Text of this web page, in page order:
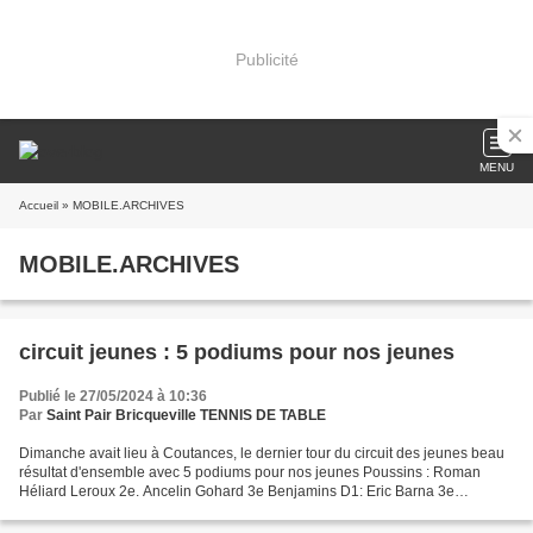
Publicité
MENU
Accueil » MOBILE.ARCHIVES
MOBILE.ARCHIVES
circuit jeunes : 5 podiums pour nos jeunes
Publié le 27/05/2024 à 10:36
Par Saint Pair Bricqueville TENNIS DE TABLE
Dimanche avait lieu à Coutances, le dernier tour du circuit des jeunes beau
résultat d'ensemble avec 5 podiums pour nos jeunes Poussins : Roman
Héliard Leroux 2e. Ancelin Gohard 3e Benjamins D1: Eric Barna 3e